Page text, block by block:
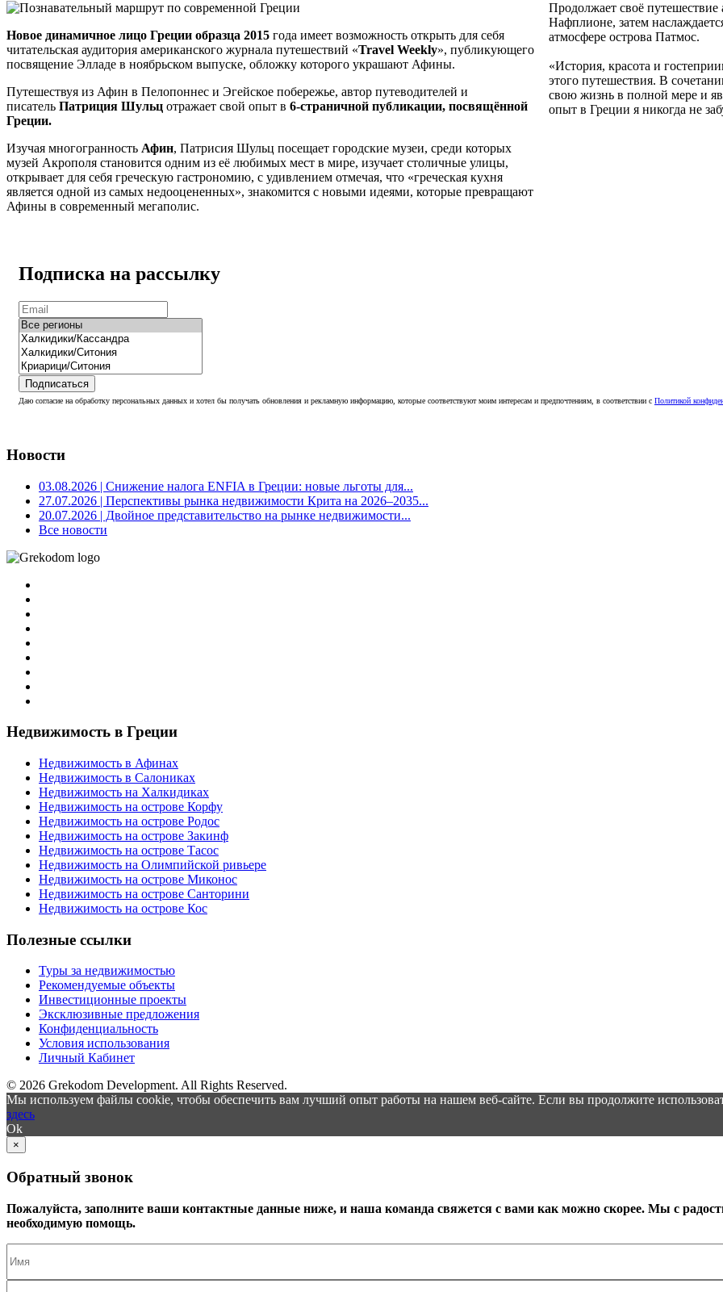
Новое динамичное лицо Греции образца 2015 года имеет возможность открыть для себя
читательская аудитория американского журнала путешествий «Travel Weekly», публикующего
посвящение Элладе в ноябрьском выпуске, обложку которого украшают Афины.
Путешествуя из Афин в Пелопоннес и Эгейское побережье, автор путеводителей и
писатель Патриция Шульц отражает свой опыт в 6-страничной публикации, посвящённой
Греции.
Изучая многогранность Афин, Патрисия Шульц посещает городские музеи, среди которых
музей Акрополя становится одним из её любимых мест в мире, изучает столичные улицы,
открывает для себя греческую гастрономию, с удивлением отмечая, что «греческая кухня
является одной из самых недооцененных», знакомится с новыми идеями, которые превращают
Афины в современный мегаполис.
Продолжает своё путешествие
Нафплионе, затем
атмосфере острова Патмос.
«История, красота и
этого путешествия. В
свою жизнь в полной мере и
опыт в Греции я никогда не
Подписка на рассылку
Подписаться
Даю согласие на обработку персональных данных и хотел бы получать обновления и рекламную информацию, которые соответствуют моим интересам и предпочтениям, в соответствии с Политикой
Новости
03.08.2026 | Снижение налога ENFIA в Греции: новые льготы для...
27.07.2026 | Перспективы рынка недвижимости Крита на 2026–2035...
20.07.2026 | Двойное представительство на рынке недвижимости...
Все новости
Недвижимость в Греции
Недвижимость в Афинах
Недвижимость в Салониках
Недвижимость на Халкидиках
Недвижимость на острове Корфу
Недвижимость на острове Родос
Недвижимость на острове Закинф
Недвижимость на острове Тасос
Недвижимость на Олимпийской ривьере
Недвижимость на острове Миконос
Недвижимость на острове Санторини
Недвижимость на острове Кос
Полезные ссылки
Туры за недвижимостью
Рекомендуемые объекты
Инвестиционные проекты
Эксклюзивные предложения
Конфиденциальность
Условия использования
Личный Кабинет
© 2026 Grekodom Development. All Rights Reserved.
Мы используем файлы cookie, чтобы обеспечить вам лучший опыт работы на нашем веб-сайте. Если вы продолжите
здесь
Ok
×
Обратный звонок
Пожалуйста, заполните ваши контактные данные ниже, и наша команда свяжется с вами как можно скорее. Мы с
необходимую помощь.